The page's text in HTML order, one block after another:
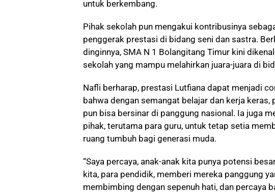
untuk berkembang.
Pihak sekolah pun mengakui kontribusinya
penggerak prestasi di bidang seni dan sastra.
dinginnya, SMA N 1 Bolangitang Timur kini
sekolah yang mampu melahirkan juara-juara di
Nafli berharap, prestasi Lutfiana dapat menjadi
bahwa dengan semangat belajar dan kerja keras,
pun bisa bersinar di panggung nasional. Ia juga
pihak, terutama para guru, untuk tetap setia
ruang tumbuh bagi generasi muda.
“Saya percaya, anak-anak kita punya potensi
kita, para pendidik, memberi mereka panggung
membimbing dengan sepenuh hati, dan percaya